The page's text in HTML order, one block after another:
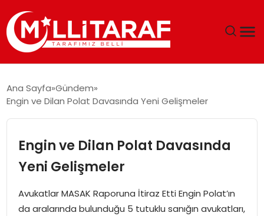
ÖZEL SAYFALAR
TEKNOLOJI
EKONOMI
SPOR
Ana Sayfa Gündem
Engin ve Dilan Polat Davasında Yeni Gelişmeler
Engin ve Dilan Polat Davasında
Yeni Gelişmeler
Avukatlar MASAK Raporuna İtiraz Etti Engin Polat’ın
da aralarında bulunduğu 5 tutuklu sanığın avukatları,